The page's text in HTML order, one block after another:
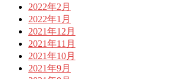
2022年2月
2022年1月
2021年12月
2021年11月
2021年10月
2021年9月